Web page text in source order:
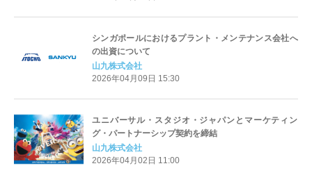
シンガポールにおけるプラント・メンテナンス会社へ
の出資について
山九株式会社
2026年04月09日 15:30
ユニバーサル・スタジオ・ジャパンとマーケティン
グ・パートナーシップ契約を締結
山九株式会社
2026年04月02日 11:00